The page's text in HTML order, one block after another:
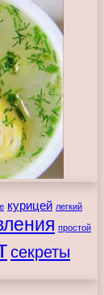
курицей легкий
простой
секреты